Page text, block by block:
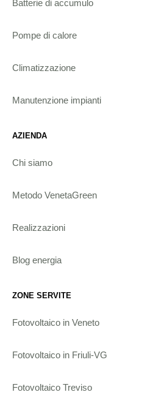
Batterie di accumulo
Pompe di calore
Climatizzazione
Manutenzione impianti
AZIENDA
Chi siamo
Metodo VenetaGreen
Realizzazioni
Blog energia
ZONE SERVITE
Fotovoltaico in Veneto
Fotovoltaico in Friuli-VG
Fotovoltaico Treviso